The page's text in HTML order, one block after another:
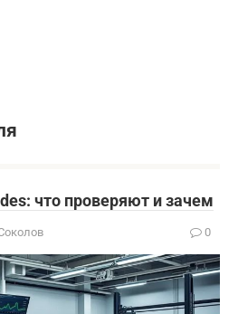
что проверяют и зачем
0